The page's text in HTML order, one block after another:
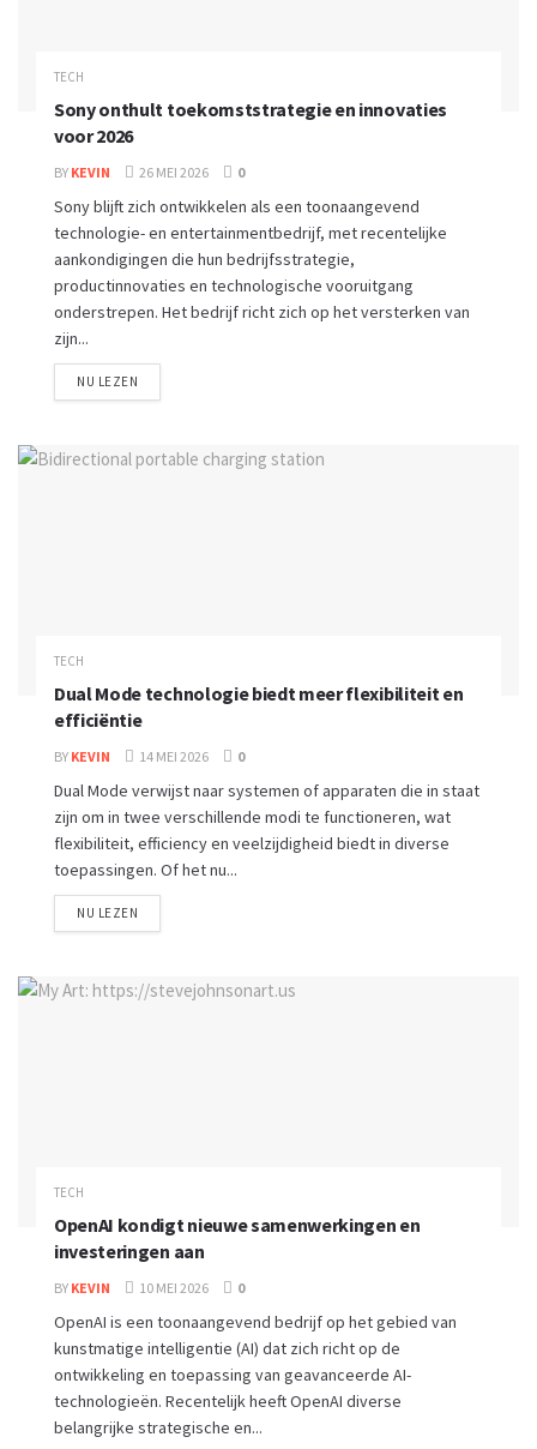
TECH
Sony onthult toekomststrategie en innovaties
voor 2026
BY KEVIN 26 MEI 2026 0
Sony blijft zich ontwikkelen als een toonaangevend
technologie- en entertainmentbedrijf, met recentelijke
aankondigingen die hun bedrijfsstrategie,
productinnovaties en technologische vooruitgang
onderstrepen. Het bedrijf richt zich op het versterken van
zijn...
NU LEZEN
TECH
Dual Mode technologie biedt meer flexibiliteit en
efficiëntie
BY KEVIN 14 MEI 2026 0
Dual Mode verwijst naar systemen of apparaten die in staat
zijn om in twee verschillende modi te functioneren, wat
flexibiliteit, efficiency en veelzijdigheid biedt in diverse
toepassingen. Of het nu...
NU LEZEN
TECH
OpenAI kondigt nieuwe samenwerkingen en
investeringen aan
BY KEVIN 10 MEI 2026 0
OpenAI is een toonaangevend bedrijf op het gebied van
kunstmatige intelligentie (AI) dat zich richt op de
ontwikkeling en toepassing van geavanceerde AI-
technologieën. Recentelijk heeft OpenAI diverse
belangrijke strategische en...